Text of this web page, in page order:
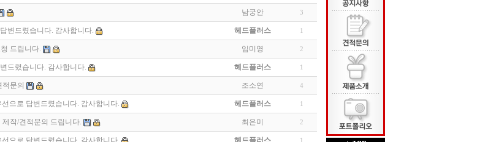
남궁안 3
변드렸습니다. 감사합니다. 헤드플러스 1
드립니다. 임미영 2
드렸습니다. 감사합니다. 헤드플러스 1
문의 조소연 4
으로 답변드렸습니다. 감사합니다. 헤드플러스 1
제작/견적문의 드립니다. 최은미 2
1